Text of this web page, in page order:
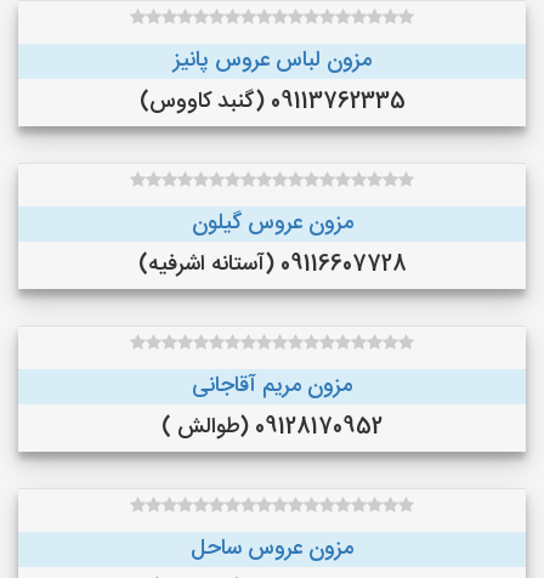
مزون لباس عروس پانیز
09113762335 (گنبد کاووس)
مزون عروس گیلون
09116607728 (آستانه اشرفیه)
مزون مریم آقاجانی
09128170952 (طوالش )
مزون عروس ساحل